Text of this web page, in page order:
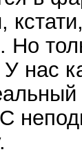
Но
нас